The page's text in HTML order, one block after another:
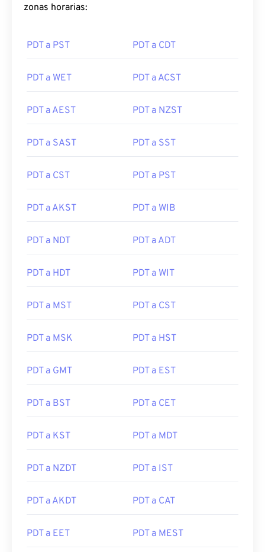
zonas horarias:
PDT a PST PDT a CDT
PDT a WET PDT a ACST
PDT a AEST PDT a NZST
PDT a SAST PDT a SST
PDT a CST PDT a PST
PDT a AKST PDT a WIB
PDT a NDT PDT a ADT
PDT a HDT PDT a WIT
PDT a MST PDT a CST
PDT a MSK PDT a HST
PDT a GMT PDT a EST
PDT a BST PDT a CET
PDT a KST PDT a MDT
PDT a NZDT PDT a IST
PDT a AKDT PDT a CAT
PDT a EET PDT a MEST